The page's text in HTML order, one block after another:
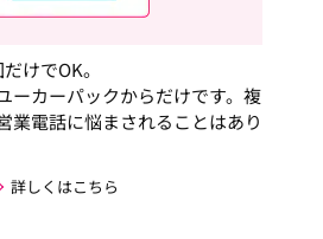
けでOK。
ーカーパックからだけです。複
業電話に悩まされることはあり
詳しくはこちら